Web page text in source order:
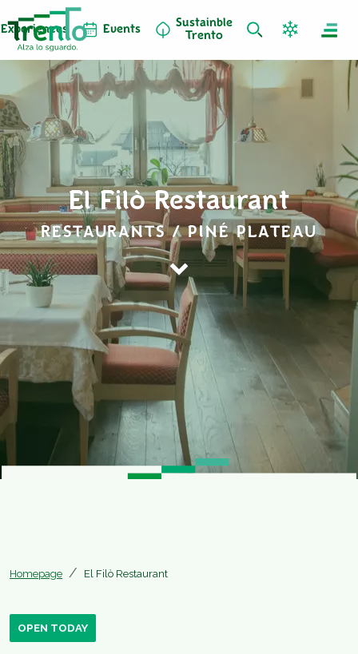
Experiences Events
Sustainble
Trento
El Filò Restaurant
RESTAURANTS / PINÉ PLATEAU
Homepage El Filò Restaurant
OPEN TODAY